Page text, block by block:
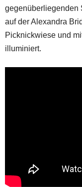
gegenüberliegenden
auf der Alexandra
Picknickwiese und
illuminiert.